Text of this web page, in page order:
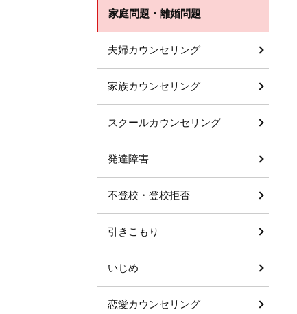
家庭問題・離婚問題
夫婦カウンセリング
家族カウンセリング
スクールカウンセリング
発達障害
不登校・登校拒否
引きこもり
いじめ
恋愛カウンセリング